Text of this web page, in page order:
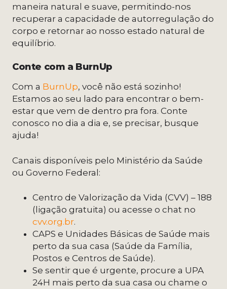
maneira natural e suave, permitindo-nos
recuperar a capacidade de autorregulação do
corpo e retornar ao nosso estado natural de
equilíbrio.
Conte com a BurnUp
Com a BurnUp, você não está sozinho!
Estamos ao seu lado para encontrar o bem-
estar que vem de dentro pra fora. Conte
conosco no dia a dia e, se precisar, busque
ajuda!
Canais disponíveis pelo Ministério da Saúde
ou Governo Federal:
Centro de Valorização da Vida (CVV) – 188
(ligação gratuita) ou acesse o chat no
cvv.org.br.
CAPS e Unidades Básicas de Saúde mais
perto da sua casa (Saúde da Família,
Postos e Centros de Saúde).
Se sentir que é urgente, procure a UPA
24H mais perto da sua casa ou chame o